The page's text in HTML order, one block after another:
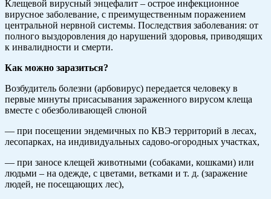
Клещевой вирусный энцефалит – острое инфекционное
вирусное заболевание, с преимущественным поражением
центральной нервной системы. Последствия заболевания: от
полного выздоровления до нарушений здоровья, приводящих
к инвалидности и смерти.
Как можно заразиться?
Возбудитель болезни (арбовирус) передается человеку в
первые минуты присасывания зараженного вирусом клеща
вместе с обезболивающей слюной
— при посещении эндемичных по КВЭ территорий в лесах,
лесопарках, на индивидуальных садово-огородных участках,
— при заносе клещей животными (собаками, кошками) или
людьми – на одежде, с цветами, ветками и т. д. (заражение
людей, не посещающих лес),